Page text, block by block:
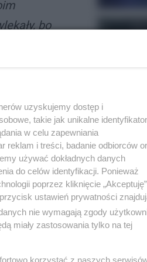
bo
- mówi
policyjnej
świadków.
sąd
42-latek
Obu
uzyskujemy dostęp i
takie jak unikalne
w celu zapewniania
reklam i treści, badanie odbiorców
używać dokładnych danych
do celów identyfikacji. Ponieważ
poprzez kliknięcie „Akceptuję”.
ustawień prywatności
nie wymagają zgody
miały zastosowania tylko na tej
korzystać z naszych